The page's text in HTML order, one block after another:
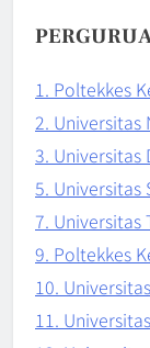
1. Poltekkes
2. Universitas
3.
5. Universitas
7. Universitas
9. Poltekkes
10.
11.